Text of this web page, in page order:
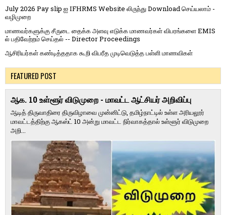
July 2026 Pay slip ஐ IFHRMS Website லிருந்து Download செய்யலாம் -
வழிமுறை
மாணவர்களுக்கு சீருடை தைக்க அளவு எடுக்க மாணவர்கள் விபரங்களை EMIS
ல் பதிவேற்றம் செய்தல் -- Director Proceedings
ஆசிரியர்கள் கண்டித்ததாக கூறி விபரீத முடிவெடுத்த பள்ளி மாணவிகள்
FEATURED POST
ஆக. 10 உள்ளூர் விடுமுறை - மாவட்ட ஆட்சியர் அறிவிப்பு
ஆடித் திருவாதிரை திருவிழாவை முன்னிட்டு, தமிழ்நாட்டில் உள்ள அரியலூர்
மாவட்டத்திற்கு ஆகஸ்ட் 10 அன்று மாவட்ட நிர்வாகத்தால் உள்ளூர் விடுமுறை
அறி...